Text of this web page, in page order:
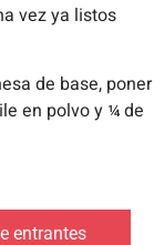
vez ya listos
de base, poner
en polvo y ¼ de
entrantes